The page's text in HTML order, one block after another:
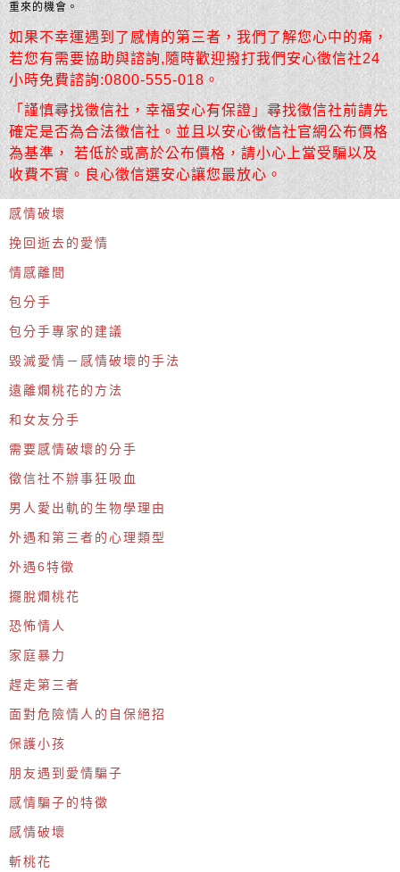
重來的機會。
如果不幸運遇到了感情的第三者，我們了解您心中的痛，
若您有需要協助與諮詢,隨時歡迎撥打我們安心徵信社24
小時免費諮詢:0800-555-018。
「謹慎尋找徵信社，幸福安心有保證」尋找徵信社前請先
確定是否為合法徵信社。並且以安心徵信社官網公布價格
為基準， 若低於或高於公布價格，請小心上當受騙以及
收費不實。良心徵信選安心讓您最放心。
感情破壞
挽回逝去的愛情
情感離間
包分手
包分手專家的建議
毀滅愛情－感情破壞的手法
遠離爛桃花的方法
和女友分手
需要感情破壞的分手
徵信社不辦事狂吸血
男人愛出軌的生物學理由
外遇和第三者的心理類型
外遇6特徵
擺脫爛桃花
恐怖情人
家庭暴力
趕走第三者
面對危險情人的自保絕招
保護小孩
朋友遇到愛情騙子
感情騙子的特徵
感情破壞
斬桃花